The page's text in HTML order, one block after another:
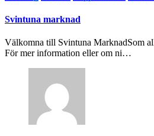
Svintuna marknad
Välkomna till Svintuna MarknadSom
För mer information eller om ni…